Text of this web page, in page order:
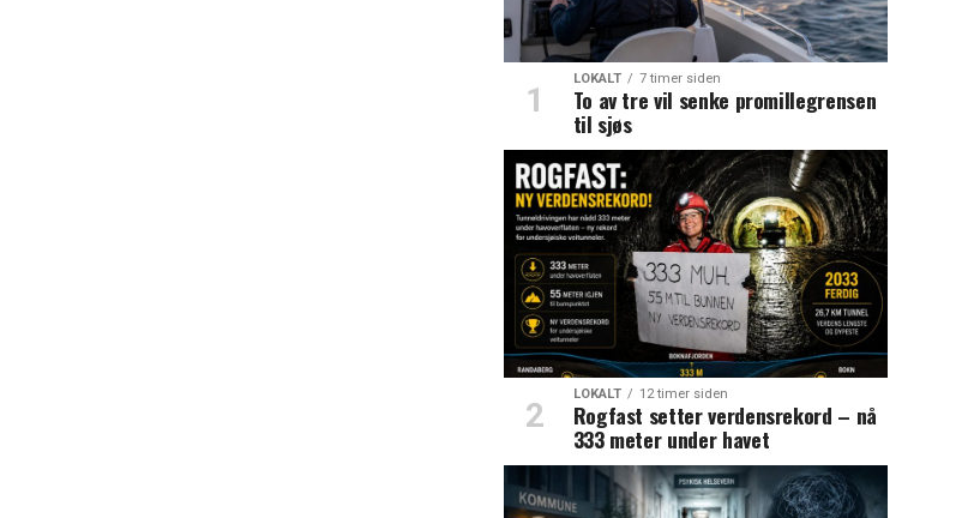
LOKALT 7 timer siden
To av tre vil senke promillegrensen
til sjøs
LOKALT 12 timer siden
Rogfast setter verdensrekord – nå
333 meter under havet